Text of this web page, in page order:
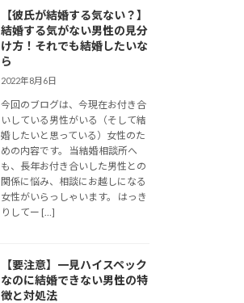
【彼氏が結婚する気ない？】
結婚する気がない男性の見分
け方！それでも結婚したいな
ら
2022年8月6日
今回のブログは、今現在お付き合
いしている男性がいる（そして結
婚したいと思っている）女性のた
めの内容です。 当結婚相談所へ
も、長年お付き合いした男性との
関係に悩み、相談にお越しになる
女性がいらっしゃいます。 はっき
りしてー […]
【要注意】一見ハイスペック
なのに結婚できない男性の特
徴と対処法